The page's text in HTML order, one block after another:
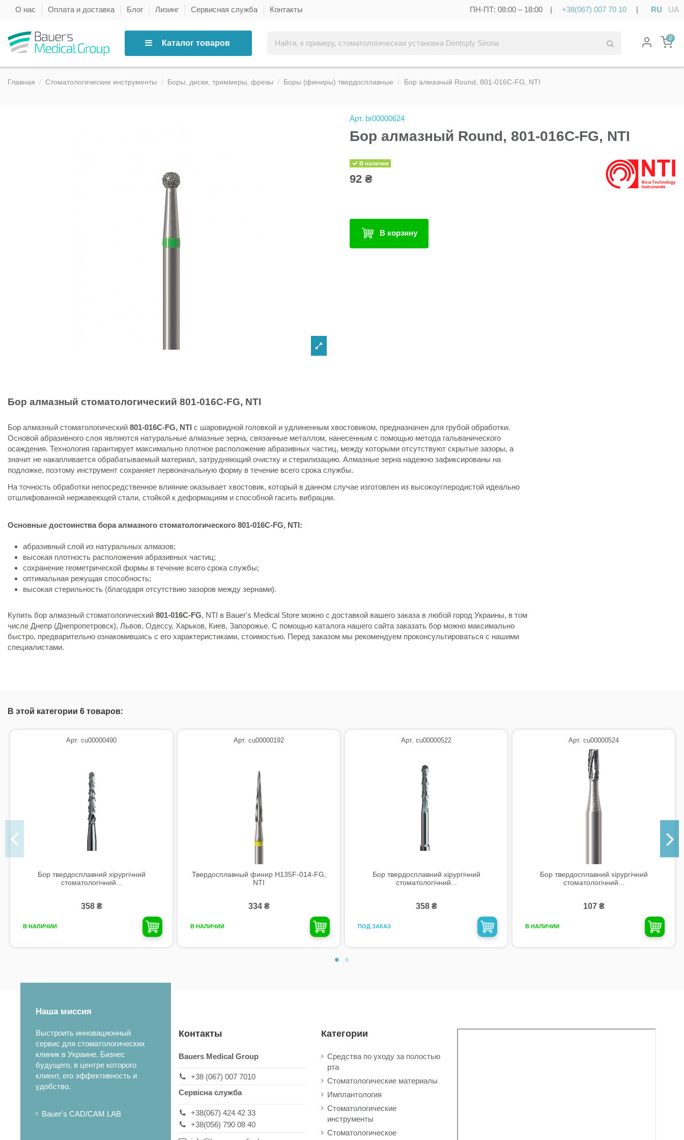
О нас Оплата и доставка Блог Лизинг Сервисная служба Контакты ПН-ПТ: 08:00 – 18:00 | +38(067) 007 70 10 | RU UA
Каталог товаров
0
Главная Стоматологические инструменты Боры, диски, триммеры, фрезы Боры (финиры) твердосплавные Бор алмазный Round, 801-016C-FG, NTI
Арт. br00000624
Бор алмазный Round, 801-016C-FG, NTI
В наличии
92 ₴
В корзину
Бор алмазный стоматологический 801-016C-FG, NTI
Бор алмазный стоматологический 801-016C-FG, NTI с шаровидной головкой и удлиненным хвостовиком, предназначен для грубой обработки.
Основой абразивного слоя являются натуральные алмазные зерна, связанные металлом, нанесенным с помощью метода гальванического
осаждения. Технология гарантирует максимально плотное расположение абразивных частиц, между которыми отсутствуют скрытые зазоры, а
значит не накапливается обрабатываемый материал, затрудняющий очистку и стерилизацию. Алмазные зерна надежно зафиксированы на
подложке, поэтому инструмент сохраняет первоначальную форму в течение всего срока службы.
На точность обработки непосредственное влияние оказывает хвостовик, который в данном случае изготовлен из высокоуглеродистой идеально
отшлифованной нержавеющей стали, стойкой к деформациям и способной гасить вибрации.
Основные достоинства бора алмазного стоматологического 801-016C-FG, NTI:
абразивный слой из натуральных алмазов;
высокая плотность расположения абразивных частиц;
сохранение геометрической формы в течение всего срока службы;
оптимальная режущая способность;
высокая стерильность (благодаря отсутствию зазоров между зернами).
Купить бор алмазный стоматологический 801-016C-FG, NTI в Bauer's Medical Store можно с доставкой вашего заказа в любой город Украины, в том
числе Днепр (Днепропетровск), Львов, Одессу, Харьков, Киев, Запорожье. С помощью каталога нашего сайта заказать бор можно максимально
быстро, предварительно ознакомившись с его характеристиками, стоимостью. Перед заказом мы рекомендуем проконсультироваться с нашими
специалистами.
В этой категории 6 товаров:
Арт. cu00000490
Бор твердосплавний хірургічний
стоматологічний...
358 ₴
В НАЛИЧИИ
Арт. cu00000192
Твердосплавный финир H135F-014-FG,
NTI
334 ₴
В НАЛИЧИИ
Арт. cu00000522
Бор твердосплавний хірургічний
стоматологічний...
358 ₴
ПОД ЗАКАЗ
Арт. cu00000524
Бор твердосплавний хірургічний
стоматологічний...
107 ₴
В НАЛИЧИИ
Наша миссия
Выстроить инновационный
сервис для стоматологических
клиник в Украине. Бизнес
будущего, в центре которого
клиент, его эффективность и
удобство.
Bauer's CAD/CAM LAB
Контакты
Bauers Medical Group
+38 (067) 007 7010
Сервісна служба
+38(067) 424 42 33
+38(056) 790 08 40
Категории
Средства по уходу за полостью
рта
Стоматологические материалы
Имплантология
Стоматологические
инструменты
Стоматологическое